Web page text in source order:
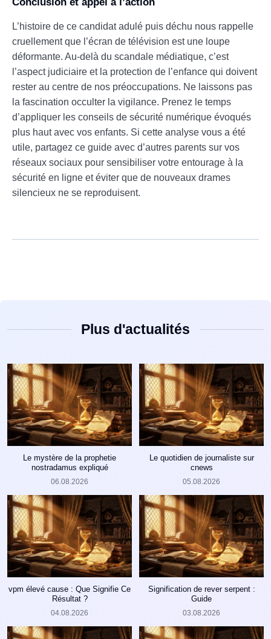
L’histoire de ce candidat adulé puis déchu nous rappelle
cruellement que l’écran de télévision est une loupe
déformante. Au-delà du scandale médiatique, c’est
l’aspect judiciaire et la protection de l’enfance qui doivent
rester au centre de nos préoccupations. Ne laissons pas
la fascination occulter la vigilance. Prenez le temps
d’appliquer les conseils de sécurité numérique évoqués
plus haut avec vos enfants. Si cette analyse vous a été
utile, partagez ce guide avec d’autres parents sur vos
réseaux sociaux pour sensibiliser votre entourage à la
sécurité en ligne et éviter que de nouveaux drames
silencieux ne se reproduisent.
Plus d'actualités
Le mystère de la prophetie
nostradamus expliqué
06.08.2026
Le quotidien de journaliste sur
cnews
05.08.2026
vpm élevé cause : Que Signifie Ce
Résultat ?
04.08.2026
Signification de rever serpent :
Guide
03.08.2026